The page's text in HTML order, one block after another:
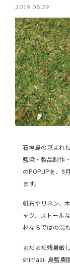
クラフト
コスメ・アロマ
つくり手
OKINAWA the
よみもの
実店舗のご案内
樂園百貨店につ
2019.08.29
石垣島の恵まれ
藍染・製品制作
のPOPUPを、9
ます。
帆布やリネン、
ャツ、ストール
材ならではの温
まだまだ残暑厳
shimaai- 島藍農